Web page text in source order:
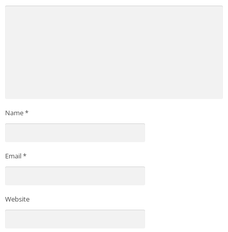
Name*
Email*
Website